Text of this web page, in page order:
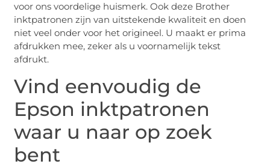
voor ons voordelige huismerk. Ook deze Brother
inktpatronen zijn van uitstekende kwaliteit en doen
niet veel onder voor het origineel. U maakt er prima
afdrukken mee, zeker als u voornamelijk tekst
afdrukt.
Vind eenvoudig de
Epson inktpatronen
waar u naar op zoek
bent